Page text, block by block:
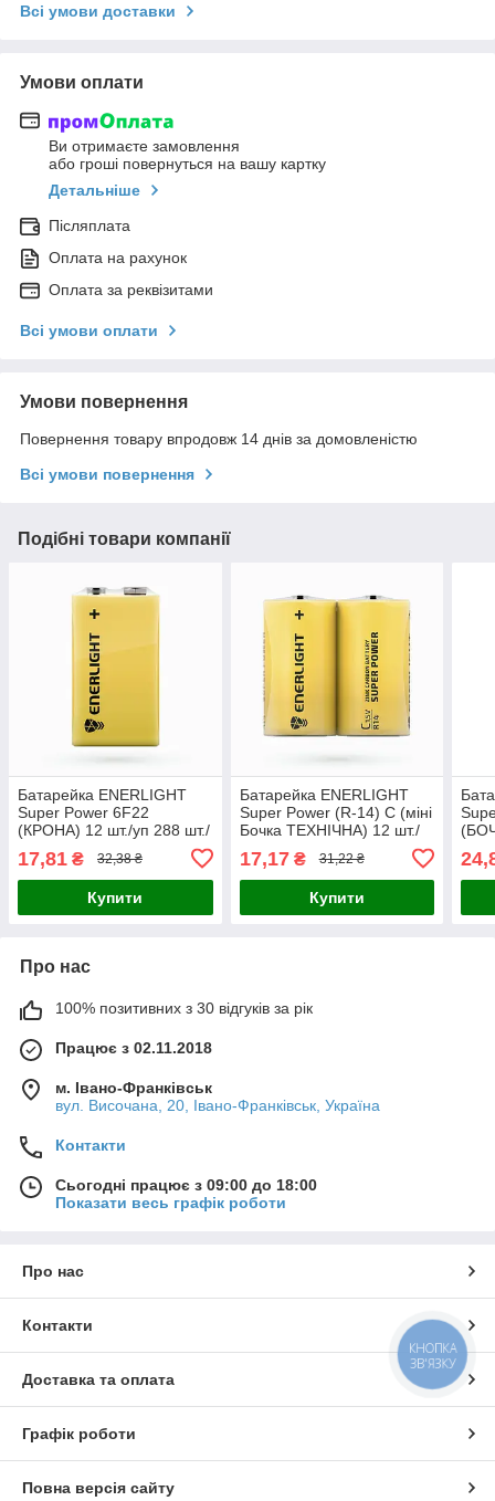
Всі умови доставки
Умови оплати
Ви отримаєте замовлення
або гроші повернуться на вашу картку
Детальніше
Післяплата
Оплата на рахунок
Оплата за реквізитами
Всі умови оплати
Умови повернення
Повернення товару впродовж 14 днів за домовленістю
Всі умови повернення
Подібні товари компанії
Батарейка ENERLIGHT
Super Power 6F22
(КРОНА) 12 шт./уп 288 шт./
ящ 4823093502215 65324
17,81 ₴ 32,38 ₴
Купити
Батарейка ENERLIGHT
Super Power (R-14) C (міні
Бочка ТЕХНІЧНА) 12 шт./
65324
17,17₴ 31,22 ₴
Купити
Про нас
100% позитивних з 30 відгуків за рік
Працює з 02.11.2018
м. Івано-Франківськ
вул. Височана, 20, Івано-Франківськ, Україна
Контакти
Сьогодні працює з 09:00 до 18:00
Показати весь графік роботи
Про нас
Контакти
Доставка та оплата
Графік роботи
Повна версія сайту
КНОПКА
ЗВ'ЯЗКУ